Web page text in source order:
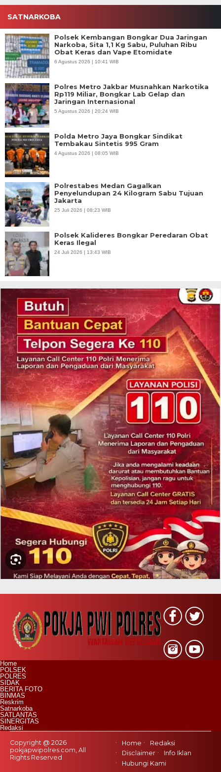
SATNARKOBA
Polsek Kembangan Bongkar Dua Jaringan
Narkoba, Sita 1,1 Kg Sabu, Puluhan Ribu
Obat Keras dan Vape Etomidate
6 Agustus 2026 | 10:41 WIB
Polres Metro Jakbar Musnahkan Narkotika
Rp119 Miliar, Bongkar Lab Gelap dan
Jaringan Internasional
5 Agustus 2026 | 20:24 WIB
Polda Metro Jaya Bongkar Sindikat
Tembakau Sintetis 995 Gram
4 Agustus 2026 | 08:05 WIB
Polrestabes Medan Gagalkan
Penyelundupan 24 Kilogram Sabu Tujuan
Jakarta
25 Juli 2026 | 08:23 WIB
Polsek Kalideres Bongkar Peredaran Obat
Keras Ilegal
24 Juli 2026 | 13:43 WIB
Home
POLSEK
POLRES
SIDAK
BERITA FOTO
BINMAS
Reskrim
Satnarkoba
SATLANTAS
SINERGITAS
Redaksi
Copyright @ 2026
pokjapwipolres.com, All
Rights Reserved
Home
Redaksi
Disclaimer
Info Iklan
Hubungi Kami